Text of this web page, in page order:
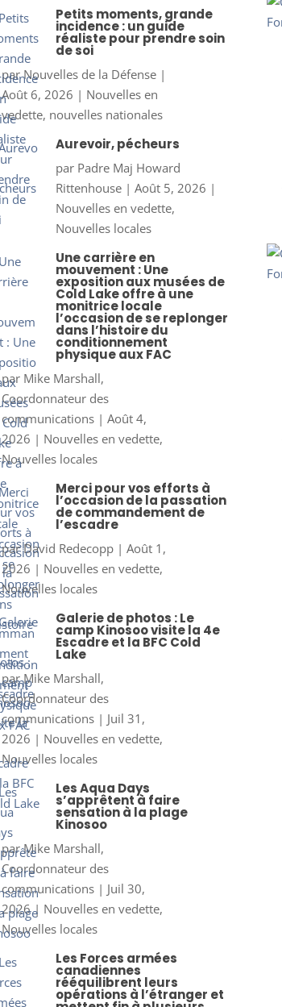
Petits moments, grande
incidence : un guide
réaliste pour prendre soin
de soi
parNouvelles de la Défense|
Août 6, 2026 | Nouvelles en
vedette, nouvelles nationales
Aurevoir, pécheurs
par Padre Maj Howard
Rittenhouse| Août 5, 2026 |
Nouvelles en vedette,
Nouvelles locales
Une carrière en
mouvement : Une
exposition aux musées de
Cold Lake offre à une
monitrice locale
l’occasion de se replonger
dans l’histoire du
conditionnement
physique aux FAC
par Mike Marshall,
Coordonnateur des
communications| Août 4,
2026 | Nouvelles en vedette,
Nouvelles locales
Merci pour vos efforts à
l’occasion de la passation
de commandement de
l’escadre
parDavid Redecopp| Août 1,
2026 | Nouvelles en vedette,
Nouvelles locales
Galerie de photos : Le
camp Kinosoo visite la 4e
Escadre et la BFC Cold
Lake
parMike Marshall,
Coordonnateur des
communications| Juil 31,
2026 | Nouvelles en vedette,
Nouvelles locales
Les Aqua Days
s’apprêtent à faire
sensation à la plage
Kinosoo
parMike Marshall,
Coordonnateur des
communications| Juil 30,
2026| Nouvelles en vedette,
Nouvelles locales
Les Forces armées
canadiennes
rééquilibrent leurs
opérations à l’étranger et